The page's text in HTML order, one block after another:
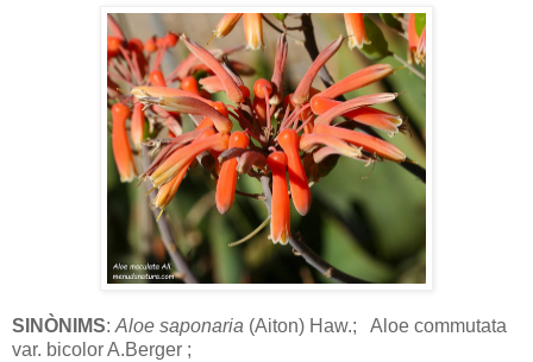
SINÒNIMS:Aloe saponaria (Aiton) Haw.; Aloe commutata
var. bicolor A.Berger ;